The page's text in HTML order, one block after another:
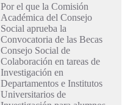
Por el que la Comisión
Académica del Consejo
Social aprueba la
Convocatoria de las Becas
Consejo Social de
Colaboración en tareas de
Investigación en
Departamentos e Institutos
Universitarios de